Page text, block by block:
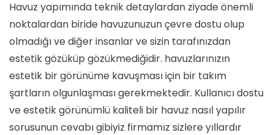
Havuz yapımında teknik detaylardan ziyade önemli
noktalardan biride havuzunuzun çevre dostu olup
olmadığı ve diğer insanlar ve sizin tarafınızdan
estetik gözüküp gözükmediğidir. havuzlarınızın
estetik bir görünüme kavuşması için bir takım
şartların olgunlaşması gerekmektedir. Kullanıcı dostu
ve estetik görünümlü kaliteli bir havuz nasıl yapılır
sorusunun cevabı gibiyiz firmamız sizlere yıllardır